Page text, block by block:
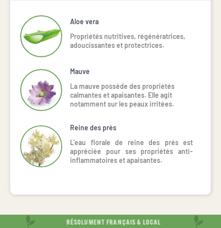
Aloe vera
Propriétés nutritives, régénératrices,
adoucissantes et protectrices.
Mauve
La mauve possède des propriétés
calmantes et apaisantes. Elle agit
notamment sur les peaux irritées.
Reine des prés
L’eau florale de reine des prés est
appréciée pour ses propriétés anti-
inflammatoires et apaisantes.
RÉSOLUMENT FRANÇAIS & LOCAL